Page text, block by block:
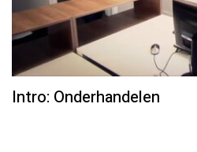
Intro: Onderhandelen